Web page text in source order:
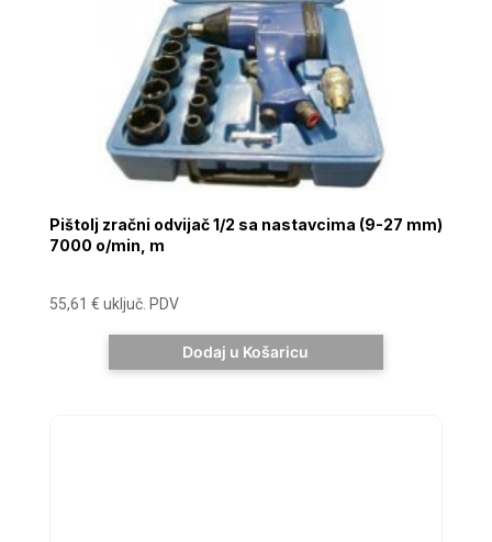
Pištolj zračni odvijač 1/2 sa nastavcima (9-27 mm)
7000 o/min, m
55,61 € uključ. PDV
Dodaj u Košaricu